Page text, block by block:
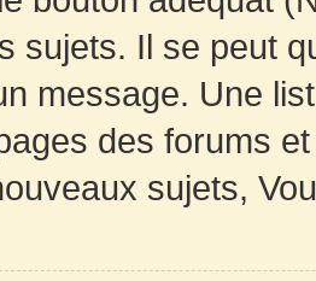
sujets. Il se peut
message. Une
des forums
sujets,